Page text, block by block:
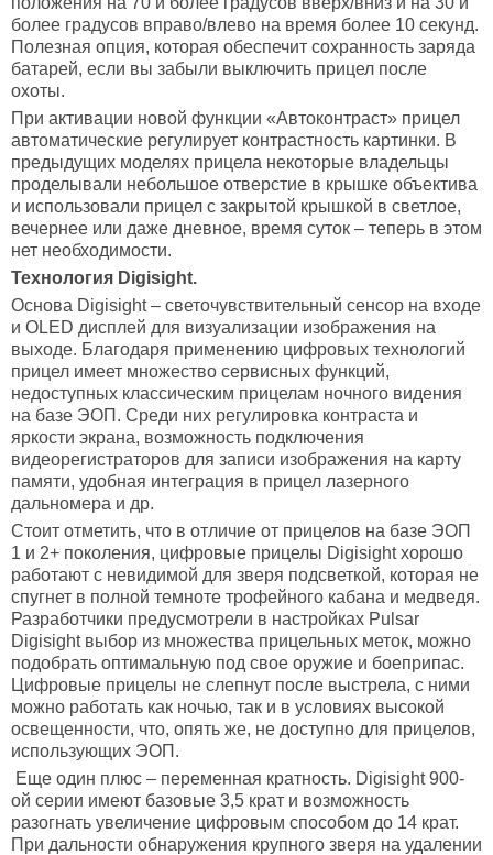
более градусов вправо/влево на время более 10 секунд.
Полезная опция, которая обеспечит сохранность заряда
батарей, если вы забыли выключить прицел после
охоты.
При активации новой функции «Автоконтраст» прицел
автоматические регулирует контрастность картинки. В
предыдущих моделях прицела некоторые владельцы
проделывали небольшое отверстие в крышке объектива
и использовали прицел с закрытой крышкой в светлое,
вечернее или даже дневное, время суток – теперь в этом
нет необходимости.
Технология Digisight.
Основа Digisight – светочувствительный сенсор на входе
и OLED дисплей для визуализации изображения на
выходе. Благодаря применению цифровых технологий
прицел имеет множество сервисных функций,
недоступных классическим прицелам ночного видения
на базе ЭОП. Среди них регулировка контраста и
яркости экрана, возможность подключения
видеорегистраторов для записи изображения на карту
памяти, удобная интеграция в прицел лазерного
дальномера и др.
Стоит отметить, что в отличие от прицелов на базе ЭОП
1 и 2+ поколения, цифровые прицелы Digisight хорошо
работают с невидимой для зверя подсветкой, которая не
спугнет в полной темноте трофейного кабана и медведя.
Разработчики предусмотрели в настройках Pulsar
Digisight выбор из множества прицельных меток, можно
подобрать оптимальную под свое оружие и боеприпас.
Цифровые прицелы не слепнут после выстрела, с ними
можно работать как ночью, так и в условиях высокой
освещенности, что, опять же, не доступно для прицелов,
использующих ЭОП.
Еще один плюс – переменная кратность. Digisight 900-
ой серии имеют базовые 3,5 крат и возможность
разогнать увеличение цифровым способом до 14 крат.
При дальности обнаружения крупного зверя на удалении